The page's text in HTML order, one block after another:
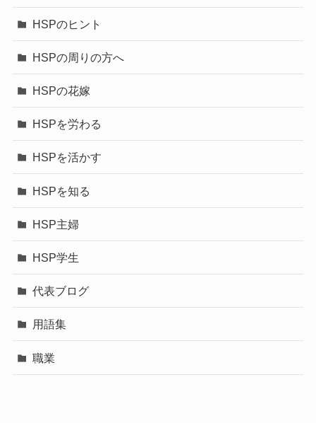
HSPのヒント
HSPの周りの方へ
HSPの花嫁
HSPを労わる
HSPを活かす
HSPを知る
HSP主婦
HSP学生
代表ブログ
用語集
職業